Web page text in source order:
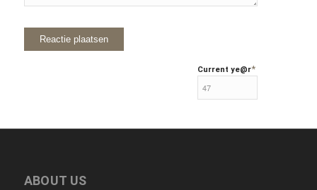
Current ye@r*
ABOUT US